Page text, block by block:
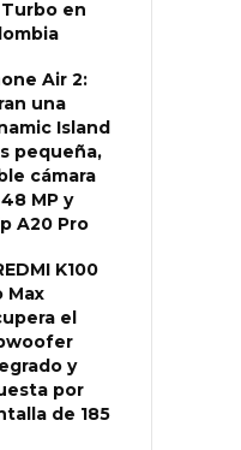
Turbo en
Air 2:
una
Island
pequeña,
cámara
MP y
A20 Pro
K100
Max
el
y
por
de 185